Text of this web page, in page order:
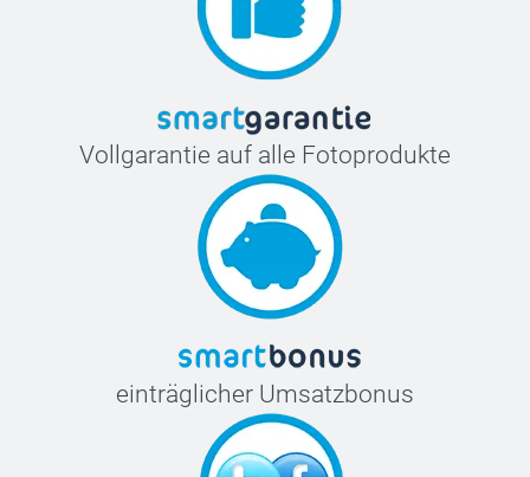
Vollgarantie auf alle Fotoprodukte
einträglicher Umsatzbonus